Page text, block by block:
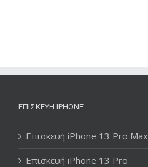
ΕΠΙΣΚΕΥΉ IPHONE
Επισκευή iPhone 13 Pro Max
Επισκευή iPhone 13 Pro